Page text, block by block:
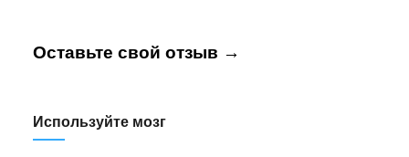
Оставьте свой отзыв →
Используйте мозг